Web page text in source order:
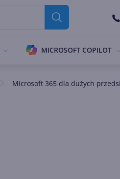
MICROSOFT COPILOT
Microsoft 365 dla dużych